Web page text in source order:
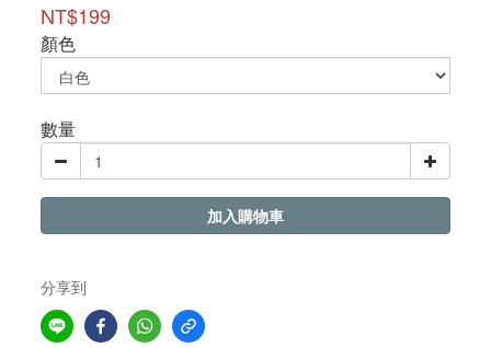
NT$199
顏色
數量
加入購物車
分享到